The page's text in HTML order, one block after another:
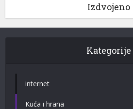
Izdvojeno
Kategorije
internet
Kuća i hrana